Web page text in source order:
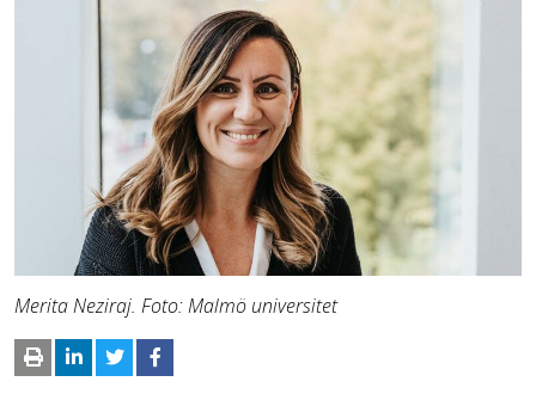
Merita Neziraj. Foto: Malmö universitet